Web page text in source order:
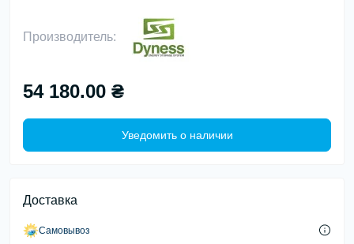
Производитель:
54 180.00 ₴
Уведомить о наличии
Доставка
Самовывоз